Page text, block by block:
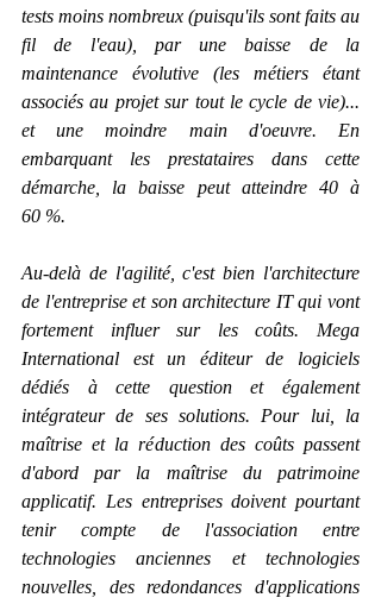
tests moins nombreux (puisqu'ils sont faits au
fil de l'eau), par une baisse de la
maintenance évolutive (les métiers étant
associés au projet sur tout le cycle de vie)...
et une moindre main d'oeuvre. En
embarquant les prestataires dans cette
démarche, la baisse peut atteindre 40 à
60 %.
Au-delà de l'agilité, c'est bien l'architecture
de l'entreprise et son architecture IT qui vont
fortement influer sur les coûts. Mega
International est un éditeur de logiciels
dédiés à cette question et également
intégrateur de ses solutions. Pour lui, la
maîtrise et la réduction des coûts passent
d'abord par la maîtrise du patrimoine
applicatif. Les entreprises doivent pourtant
tenir compte de l'association entre
technologies anciennes et technologies
nouvelles, des redondances d'applications